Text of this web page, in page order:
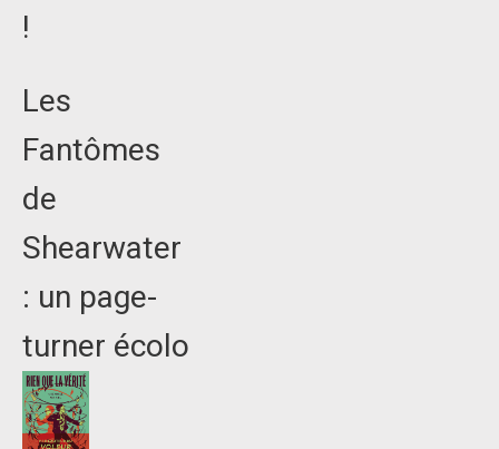
!
Les
Fantômes
de
Shearwater
: un page-
turner écolo